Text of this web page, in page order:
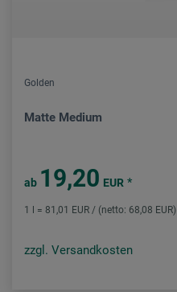
Golden
Matte Medium
ab 19,20 EUR *
1 l = 81,01 EUR / (netto: 68,08 EUR)
zzgl. Versandkosten